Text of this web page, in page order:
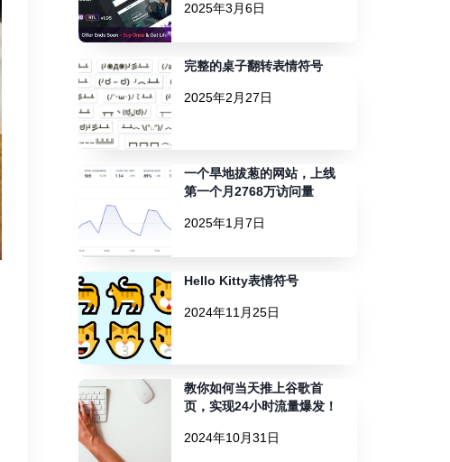
2025年3月6日
完整的桌子翻转表情符号
2025年2月27日
一个旱地拔葱的网站，上线
第一个月2768万访问量
2025年1月7日
Hello Kitty表情符号
2024年11月25日
教你如何当天推上谷歌首
页，实现24小时流量爆发！
2024年10月31日